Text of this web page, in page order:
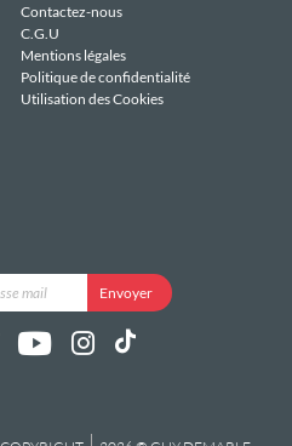
Contactez-nous
C.G.U
Mentions légales
Politique de confidentialité
Utilisation des Cookies